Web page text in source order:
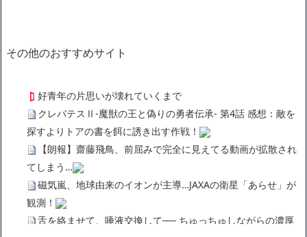
その他のおすすめサイト
好青年の片思いが壊れていくまで
クレバテスⅡ-魔獣の王と偽りの勇者伝承- 第4話 感想：敵を
探すよりトアの書を餌に誘き出す作戦！
【朗報】齋藤飛鳥、前屈みで完全に見えてる動画が拡散され
てしまう…
磁気嵐、地球由来のイオンが主導…JAXAの衛星「あらせ」が
観測！
舌を絡ませて、唾液交換して── ちゅっちゅしながらの濃厚